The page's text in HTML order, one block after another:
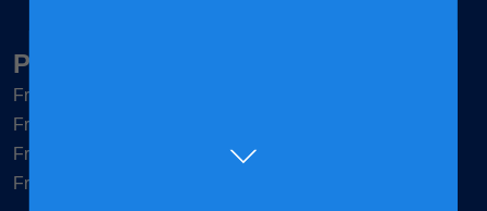
Produk-produk
Frisomum
Friso
Friso
Friso